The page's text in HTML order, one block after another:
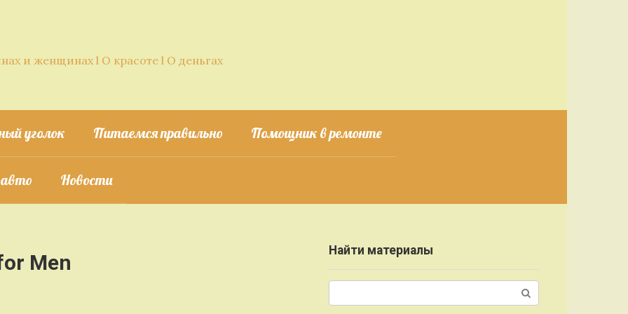
и женщинах l О красоте l О деньгах
уголок Питаемся правильно Помощник в ремонте
авто Новости
Men Найти материалы